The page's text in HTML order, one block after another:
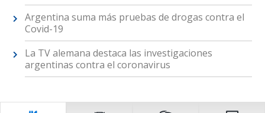
Argentina suma más pruebas de drogas contra el
Covid-19
La TV alemana destaca las investigaciones
argentinas contra el coronavirus